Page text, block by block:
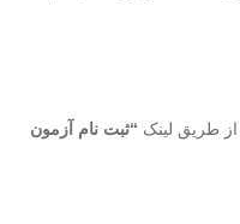
طریق لینک “ثبت نام آزمون